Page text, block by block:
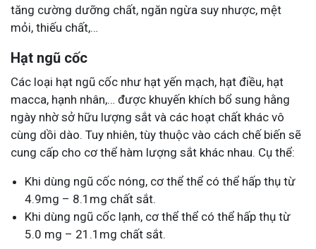
tăng cường dưỡng chất, ngăn ngừa suy nhược, mệt
mỏi, thiếu chất,…
Hạt ngũ cốc
Các loại hạt ngũ cốc như hạt yến mạch, hạt điều, hạt
macca, hạnh nhân,… được khuyến khích bổ sung hằng
ngày nhờ sở hữu lượng sắt và các hoạt chất khác vô
cùng dồi dào. Tuy nhiên, tùy thuộc vào cách chế biến sẽ
cung cấp cho cơ thể hàm lượng sắt khác nhau. Cụ thể:
Khi dùng ngũ cốc nóng, cơ thể thể có thể hấp thụ từ
4.9mg – 8.1mg chất sắt.
Khi dùng ngũ cốc lạnh, cơ thể thể có thể hấp thụ từ
5.0 mg – 21.1mg chất sắt.